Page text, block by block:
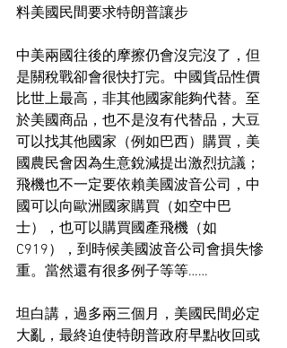
料美國民間要求特朗普讓步
中美兩國往後的摩擦仍會沒完沒了，但
是關稅戰卻會很快打完。中國貨品性價
比世上最高，非其他國家能夠代替。至
於美國商品，也不是沒有代替品，大豆
可以找其他國家（例如巴西）購買，美
國農民會因為生意銳減提出激烈抗議；
飛機也不一定要依賴美國波音公司，中
國可以向歐洲國家購買（如空中巴
士），也可以購買國產飛機（如
C919），到時候美國波音公司會損失慘
重。當然還有很多例子等等……
坦白講，過多兩三個月，美國民間必定
大亂，最終迫使特朗普政府早點收回或